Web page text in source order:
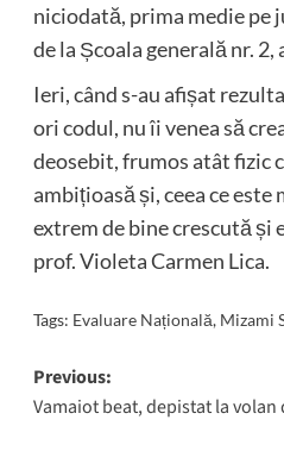
niciodată, prima medie pe
de la Școala generală nr. 2,
Ieri, când s-au afișat
ori codul, nu îi venea să
deosebit, frumos atât fizic
ambițioasă și, ceea ce
extrem de bine crescută și
prof. Violeta Carmen Lica.
Tags: Evaluare Națională, Mizami
Post
navigation
Previous:
Vamaiot beat, depistat la